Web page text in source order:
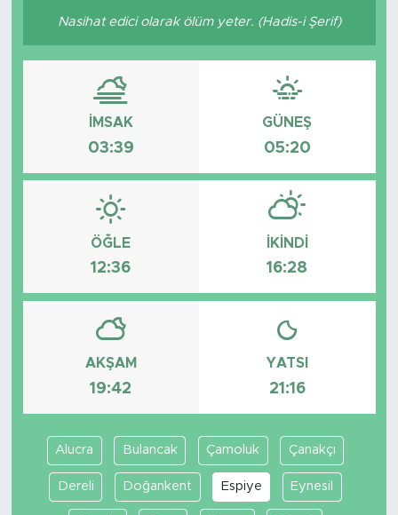
Nasihat edici olarak ölüm yeter. (Hadis-i Şerif)
İMSAK
03:39
GÜNEŞ
05:20
ÖĞLE
12:36
İKINDI
16:28
AKŞAM
19:42
YATSI
21:16
Alucra Bulancak Çamoluk Çanakçı
Dereli Doğankent Espiye Eynesil